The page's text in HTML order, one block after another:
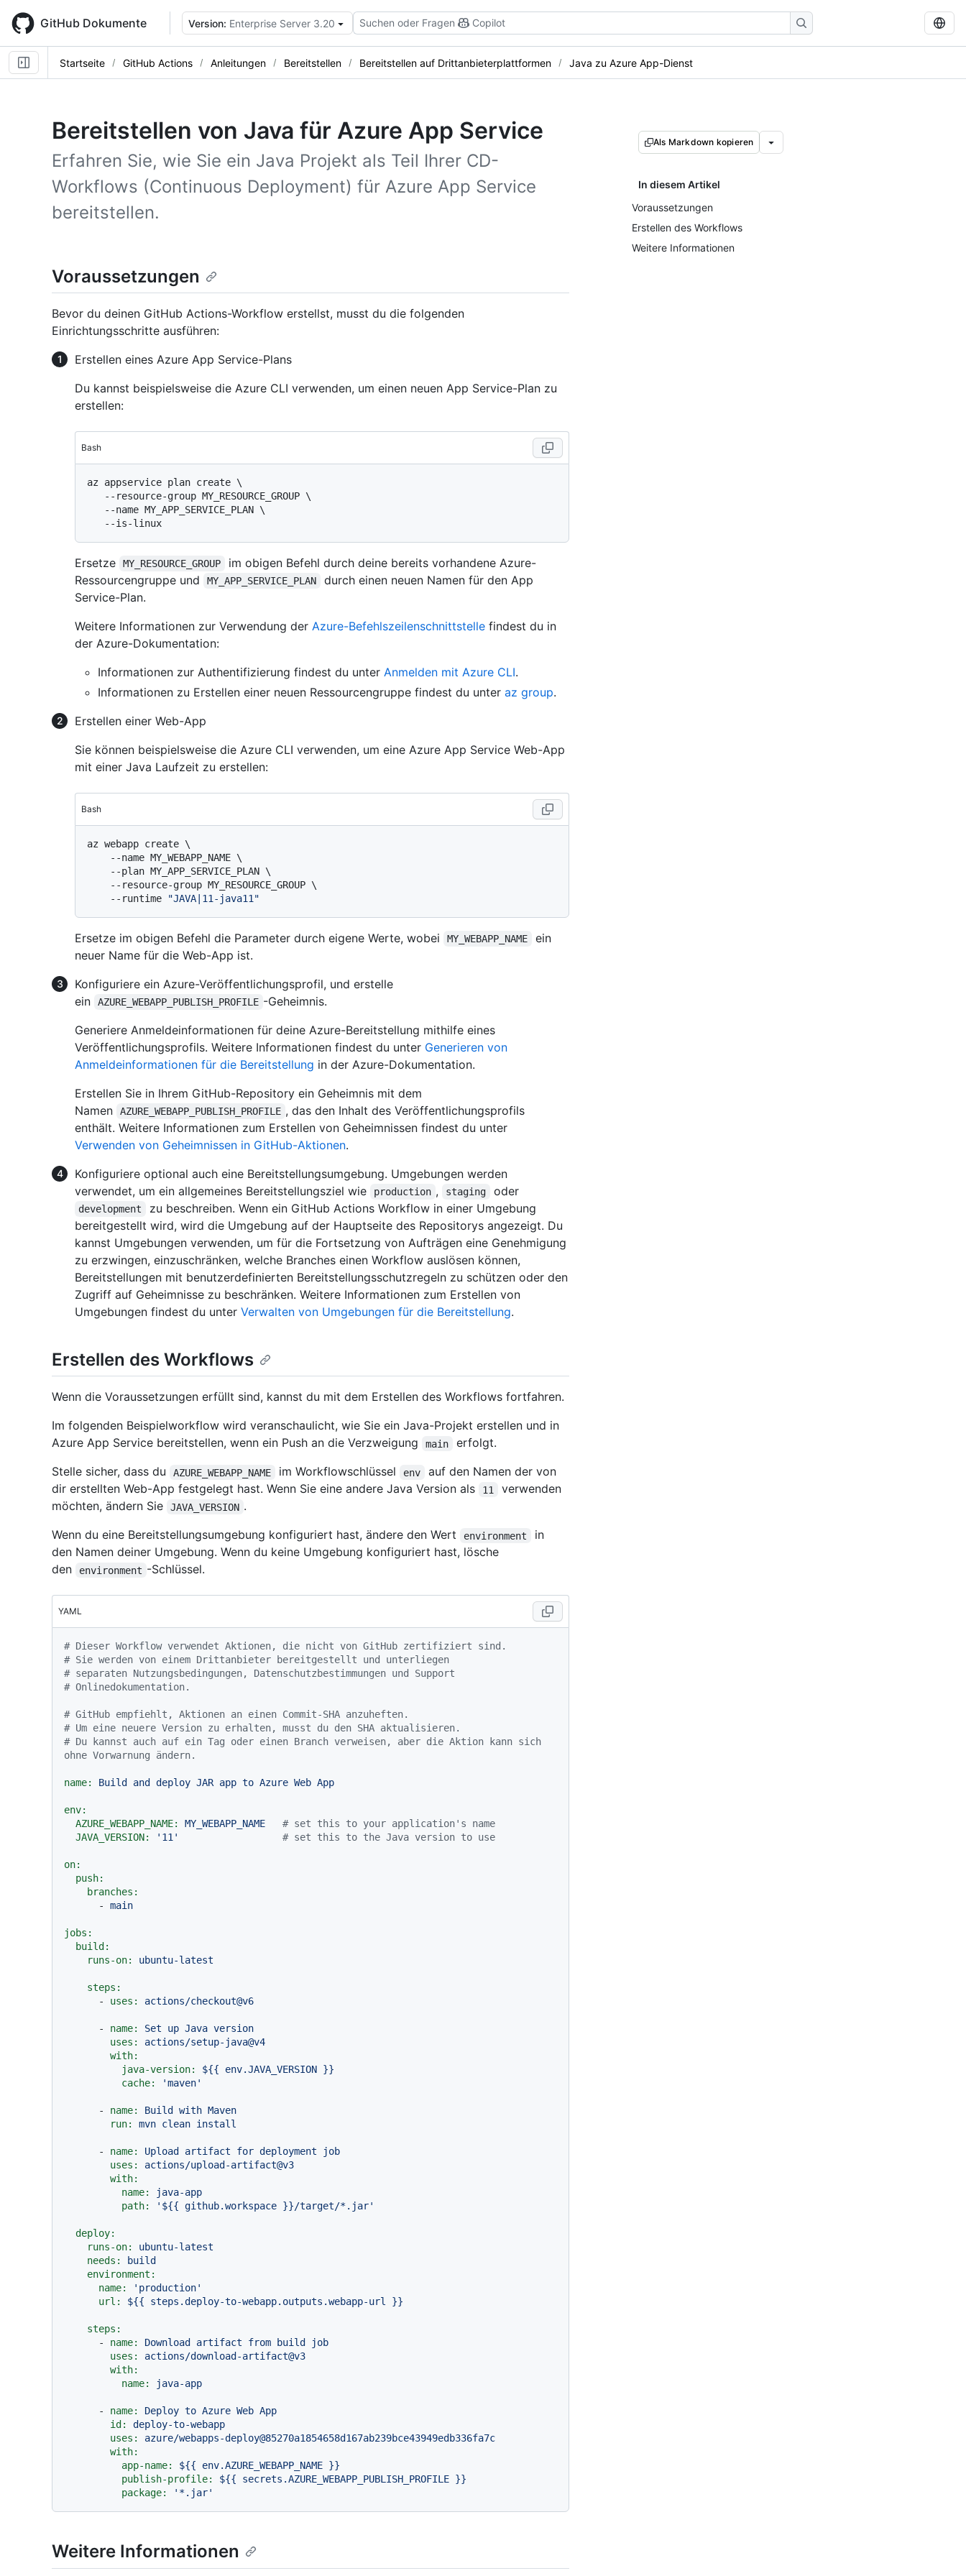
main
content
GitHub Dokumente Version: Enterprise Server 3.20 Suchen oder Fragen Copilot
Startseite GitHub Actions Anleitungen Bereitstellen Bereitstellen auf Drittanbieterplattformen Java zu Azure App-Dienst
Bereitstellen von Java für Azure App Service
Erfahren Sie, wie Sie ein Java Projekt als Teil Ihrer CD-
Workflows (Continuous Deployment) für Azure App Service
bereitstellen.
Als Markdown kopieren
In diesem Artikel
Voraussetzungen
Erstellen des Workflows
Weitere Informationen
Voraussetzungen
Bevor du deinen GitHub Actions-Workflow erstellst, musst du die folgenden
Einrichtungsschritte ausführen:
Erstellen eines Azure App Service-Plans
Du kannst beispielsweise die Azure CLI verwenden, um einen neuen App Service-Plan zu
erstellen:
Bash
az appservice plan create \
Ersetze MY_RESOURCE_GROUP
im obigen Befehl durch deine bereits vorhandene Azure-
Ressourcengruppe und
MY_APP_SERVICE_PLAN
durch einen neuen Namen für den App
Service-Plan.
Weitere Informationen zur Verwendung der Azure-Befehlszeilenschnittstelle findest du in
der Azure-Dokumentation:
Informationen zur Authentifizierung findest du unter Anmelden mit Azure CLI.
Informationen zu Erstellen einer neuen Ressourcengruppe findest du unter az group.
Erstellen einer Web-App
Sie können beispielsweise die Azure CLI verwenden, um eine Azure App Service Web-App
mit einer Java Laufzeit zu erstellen:
Bash
az webapp create \
    --runtime
"JAVA|11-java11"
Ersetze im obigen Befehl die Parameter durch eigene Werte, wobei MY_WEBAPP_NAME
ein
neuer Name für die Web-App ist.
Konfiguriere ein Azure-Veröffentlichungsprofil, und erstelle
ein
AZURE_WEBAPP_PUBLISH_PROFILE -Geheimnis.
Generiere Anmeldeinformationen für deine Azure-Bereitstellung mithilfe eines
Veröffentlichungsprofils. Weitere Informationen findest du unter Generieren von
Anmeldeinformationen für die Bereitstellung in der Azure-Dokumentation.
Erstellen Sie in Ihrem GitHub-Repository ein Geheimnis mit dem
Namen
AZURE_WEBAPP_PUBLISH_PROFILE , das den Inhalt des Veröffentlichungsprofils
enthält. Weitere Informationen zum Erstellen von Geheimnissen findest du unter
Verwenden von Geheimnissen in GitHub-Aktionen.
Konfiguriere optional auch eine Bereitstellungsumgebung. Umgebungen werden
verwendet, um ein allgemeines Bereitstellungsziel wie
production , staging oder
development
zu beschreiben. Wenn ein GitHub Actions Workflow in einer Umgebung
bereitgestellt wird, wird die Umgebung auf der Hauptseite des Repositorys angezeigt. Du
kannst Umgebungen verwenden, um für die Fortsetzung von Aufträgen eine Genehmigung
zu erzwingen, einzuschränken, welche Branches einen Workflow auslösen können,
Bereitstellungen mit benutzerdefinierten Bereitstellungsschutzregeln zu schützen oder den
Zugriff auf Geheimnisse zu beschränken. Weitere Informationen zum Erstellen von
Umgebungen findest du unter Verwalten von Umgebungen für die Bereitstellung.
Erstellen des Workflows
Wenn die Voraussetzungen erfüllt sind, kannst du mit dem Erstellen des Workflows fortfahren.
Im folgenden Beispielworkflow wird veranschaulicht, wie Sie ein Java-Projekt erstellen und in
Azure App Service bereitstellen, wenn ein Push an die Verzweigung
main
erfolgt.
Stelle sicher, dass du
AZURE_WEBAPP_NAME im Workflowschlüssel env
auf den Namen der von
dir erstellten Web-App festgelegt hast. Wenn Sie eine andere Java Version als
11
verwenden
möchten, ändern Sie
JAVA_VERSION .
Wenn du eine Bereitstellungsumgebung konfiguriert hast, ändere den Wert
environment
in
den Namen deiner Umgebung. Wenn du keine Umgebung konfiguriert hast, lösche
den
environment -Schlüssel.
YAML
# Dieser Workflow verwendet Aktionen, die nicht von GitHub zertifiziert sind.
# Sie werden von einem Drittanbieter bereitgestellt und unterliegen
# separaten Nutzungsbedingungen, Datenschutzbestimmungen und Support
# Onlinedokumentation.
# GitHub empfiehlt, Aktionen an einen Commit-SHA anzuheften.
# Um eine neuere Version zu erhalten, musst du den SHA aktualisieren.
# Du kannst auch auf ein Tag oder einen Branch verweisen, aber die Aktion kann sich
ohne Vorwarnung ändern.
name: Build and deploy JAR app to Azure Web App
env:
AZURE_WEBAPP_NAME:
MY_WEBAPP_NAME
# set this to your application's name
JAVA_VERSION:
'11' # set this to the Java version to use
on:
push:
branches:
-
main
jobs:
build:
runs-on:
ubuntu-latest
steps:
-
uses: actions/checkout@v6
- name: Set up Java version
uses:
actions/setup-java@v4
with:
java-version:
${{ env.JAVA_VERSION }}
cache:
'maven'
- name: Build with Maven
run:
mvn clean install
- name: Upload artifact for deployment
job
uses:
actions/upload-artifact@v3
with:
name:
java-app
path:
'${{ github.workspace }}/target/*.jar'
deploy:
runs-on:
ubuntu-latest
needs:
build
environment:
name:
'production'
url:
${{ steps.deploy-to-webapp.outputs.webapp-url }}
steps:
-
name: Download artifact from build
job
uses:
actions/download-artifact@v3
with:
name:
java-app
- name: Deploy to Azure Web App
id:
deploy-to-webapp
uses:
azure/webapps-deploy@85270a1854658d167ab239bce43949edb336fa7c
with:
app-name:
${{ env.AZURE_WEBAPP_NAME }}
publish-profile:
${{ secrets.AZURE_WEBAPP_PUBLISH_PROFILE }}
package:
'*.jar'
Weitere Informationen